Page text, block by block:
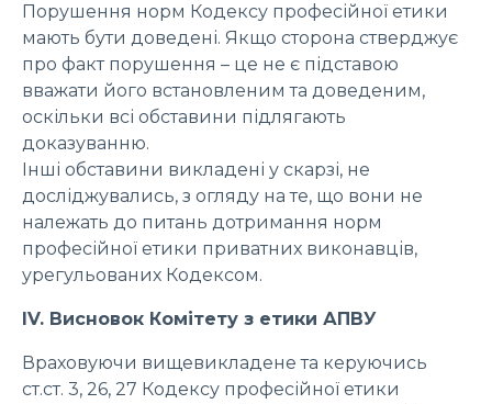
Порушення норм Кодексу професійної етики
мають бути доведені. Якщо сторона стверджує
про факт порушення – це не є підставою
вважати його встановленим та доведеним,
оскільки всі обставини підлягають
доказуванню.
Інші обставини викладені у скарзі, не
досліджувались, з огляду на те, що вони не
належать до питань дотримання норм
професійної етики приватних виконавців,
урегульованих Кодексом.
ІV. Висновок Комітету з етики АПВУ
Враховуючи вищевикладене та керуючись
ст.ст. 3, 26, 27 Кодексу професійної етики